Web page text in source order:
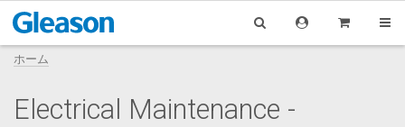
ホーム
Electrical Maintenance -